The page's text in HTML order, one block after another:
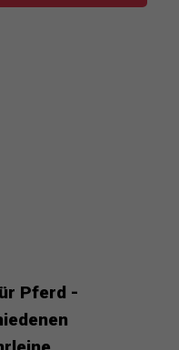
Pferd -